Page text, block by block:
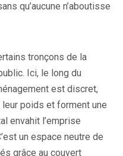
qu’aucune n’aboutisse
tronçons de la
Ici, le long du
est discret,
poids et forment une
envahit l’emprise
un espace neutre de
grâce au couvert